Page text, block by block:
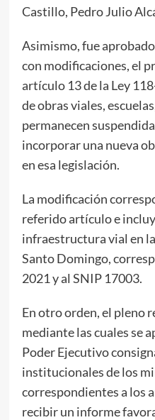
Castillo, Pedro Julio
Asimismo, fue
con modificaciones, el
artículo 13 de la Ley
de obras viales,
permanecen
incorporar una nueva
en esa legislación.
La modificación
referido artículo e
infraestructura vial en
Santo Domingo,
2021 y al SNIP 17003.
En otro orden, el pleno
mediante las cuales se
Poder Ejecutivo
institucionales de los
correspondientes a los
recibir un informe